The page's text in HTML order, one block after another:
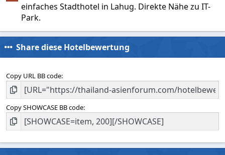
einfaches Stadthotel in Lahug. Direkte Nähe zu IT-
Park.
Share diese Hotelbewertung
Copy URL BB code
Copy SHOWCASE BB code